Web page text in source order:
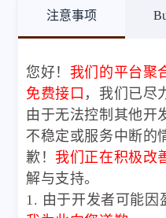
注意事项
您好！ 我们的平台聚
免费接口 ，我们已尽
由于无法控制其他开
不稳定或服务中断的
歉！ 我们正在积极改
解与支持。
1. 由于开发者可能因